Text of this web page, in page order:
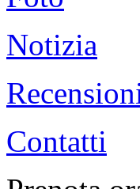
Notizia
Contatti